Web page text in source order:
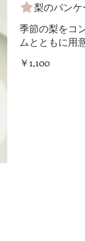
梨のパンケ
季節の梨をコ
ムとともに用
￥1,100